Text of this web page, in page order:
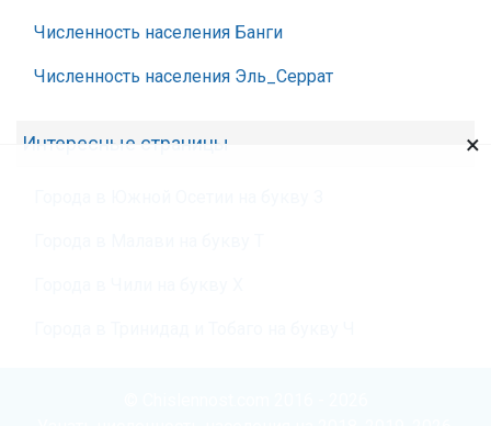
Численность населения Банги
Численность населения Эль_Серрат
Интересные страницы ×